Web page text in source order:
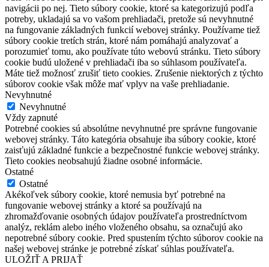
navigácii po nej. Tieto súbory cookie, ktoré sa kategorizujú podľa
potreby, ukladajú sa vo vašom prehliadači, pretože sú nevyhnutné
na fungovanie základných funkcií webovej stránky. Používame tiež
súbory cookie tretích strán, ktoré nám pomáhajú analyzovať a
porozumieť tomu, ako používate túto webovú stránku. Tieto súbory
cookie budú uložené v prehliadači iba so súhlasom používateľa.
Máte tiež možnosť zrušiť tieto cookies. Zrušenie niektorých z týchto
súborov cookie však môže mať vplyv na vaše prehliadanie.
Nevyhnutné
Nevyhnutné
Vždy zapnuté
Potrebné cookies sú absolútne nevyhnutné pre správne fungovanie
webovej stránky. Táto kategória obsahuje iba súbory cookie, ktoré
zaisťujú základné funkcie a bezpečnostné funkcie webovej stránky.
Tieto cookies neobsahujú žiadne osobné informácie.
Ostatné
Ostatné
Akékoľvek súbory cookie, ktoré nemusia byť potrebné na
fungovanie webovej stránky a ktoré sa používajú na
zhromažďovanie osobných údajov používateľa prostredníctvom
analýz, reklám alebo iného vloženého obsahu, sa označujú ako
nepotrebné súbory cookie. Pred spustením týchto súborov cookie na
našej webovej stránke je potrebné získať súhlas používateľa.
ULOŽIŤ A PRIJAŤ